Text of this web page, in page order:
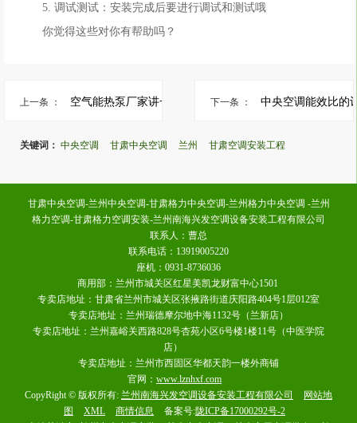
5. 调试测试：安装完成后要进行调试和测试哦
你觉得这些对你有帮助吗？
上一条 ： 下一条 ：
关键词： 中央空调 甘肃中央空调 兰州 甘肃空调安装工程
甘肃中央空调-兰州中央空调-甘肃格力中央空调-兰州格力中央空调 -兰州
格力空调-甘肃格力空调安装-兰州南海兴发空调设备安装工程有限公司
联系人：曹总
联系电话：13919005220
座机：0931-8736036
商用部：兰州市城关区红星美凯龙财富中心1501
专卖店地址：甘肃省兰州市城关区张掖路街道庆阳路404号1层012室
专卖店地址：兰州瑞德摩尔地中海1132号（兰新店）
专卖店地址：兰州嘉峪关西路828号杏苑小区6号楼1楼11号（中医学院
店）
专卖店地址：兰州市西固区华都天韵一楼外商铺
官网： www.lznhxf.com
CopyRight © 版权所有: 兰州南海兴发空调设备安装工程有限公司
网站地
图
XML 商情信息 备案号:陇ICP备17000292号-2